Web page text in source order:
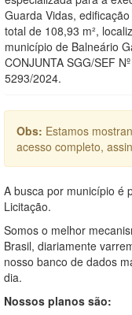
Guarda Vidas,
total de 108,93 m²,
município de Balneário
CONJUNTA SGG/SEF
5293/2024.
Obs: Estamos
acesso completo,
A busca por município é
Licitação.
Somos o melhor
Brasil, diariamente
nosso banco de dados
dia.
Nossos planos são: